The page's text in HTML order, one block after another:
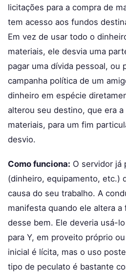
licitações para a compra de
tem acesso aos fundos
Em vez de usar todo o
materiais, ele desvia uma
pagar uma dívida pessoal, ou
campanha política de um
dinheiro em espécie
alterou seu destino, que era a
materiais, para um fim
desvio.
Como funciona: O servidor já
(dinheiro, equipamento, etc.)
causa do seu trabalho. A
manifesta quando ele altera a
desse bem. Ele deveria usá-
para Y, em proveito próprio
inicial é lícita, mas o uso
tipo de peculato é bastante